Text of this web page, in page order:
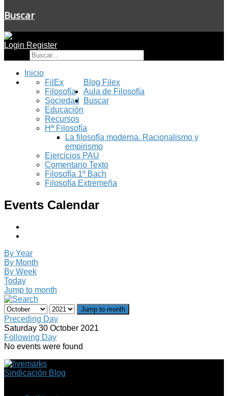
Buscar
Login Register
Inicio
Blog Filex
FilEx
Filosofía
Sociedad
Educación
Recursos
Aula de Filosofía
Hª Filosofía
La filosofía moderna. Racionalismo y
empirismo
Ejercicios PAU
Comentario Texto
Filosofía 1º Bach
Filosofía Extremeña
Buscar
Events Calendar
By Year
By Month
By Week
Today
Jump to month
Jump to month
Preceding Day
Saturday 30 October 2021
Following Day
No events were found
Sindicación Blog